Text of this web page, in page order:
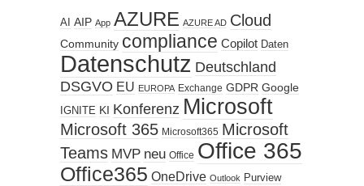
AI AIP App AZURE AZURE AD Cloud
Community compliance Copilot Daten
Datenschutz Deutschland
DSGVO EU EUROPA Exchange GDPR Google
IGNITE KI Konferenz Microsoft
Microsoft 365 Microsoft365 Microsoft
Teams MVP neu Office Office 365
Office365 OneDrive Outlook Purview